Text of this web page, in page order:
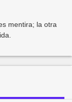
mentira; la otra